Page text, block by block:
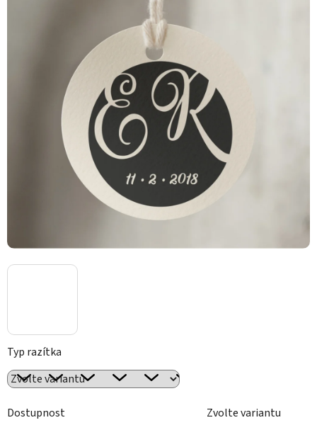
Typ razítka
Dostupnost
Zvolte variantu